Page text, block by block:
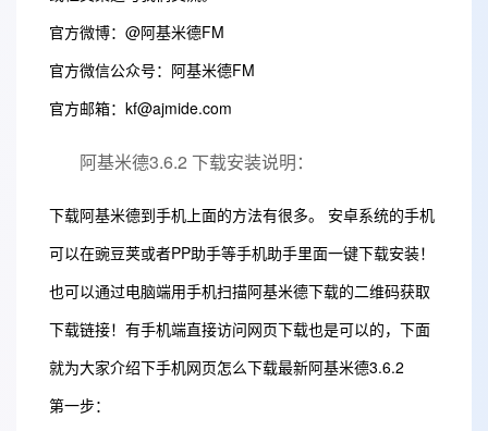
官方微博：@阿基米德FM
官方微信公众号：阿基米德FM
官方邮箱：kf@ajmide.com
阿基米德3.6.2 下载安装说明：
下载阿基米德到手机上面的方法有很多。 安卓系统的手机
可以在豌豆荚或者PP助手等手机助手里面一键下载安装！
也可以通过电脑端用手机扫描阿基米德下载的二维码获取
下载链接！有手机端直接访问网页下载也是可以的，下面
就为大家介绍下手机网页怎么下载最新阿基米德3.6.2
第一步：